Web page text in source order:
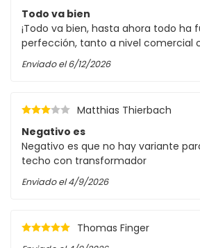
Todo va bien
¡Todo va bien, hasta ahora todo ha
perfección, tanto a nivel comercial
Enviado el6/12/2026
Matthias Thierbach
Negativo es
Negativo es que no hay variante
techo con transformador
Enviado el4/9/2026
Thomas Finger